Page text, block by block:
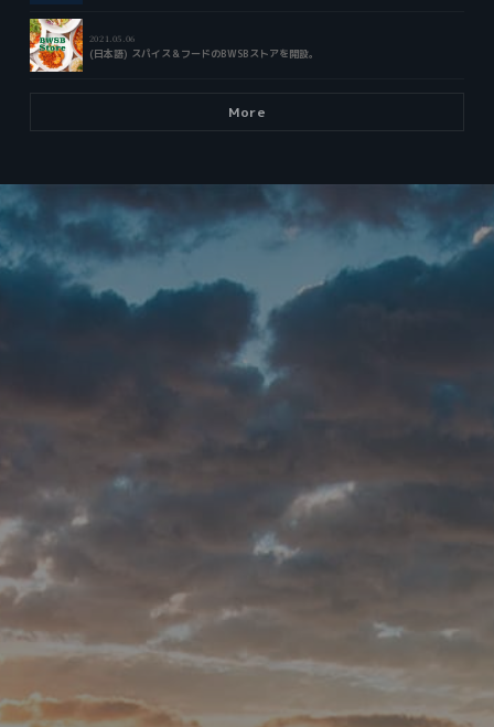
2021.05.06
(日本語) スパイス＆フードのBWSBストアを開設。
More